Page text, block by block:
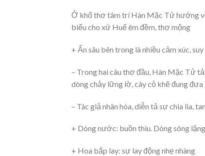
Ở khổ thơ tâm trí Hàn Mặc Tử hướng
biểu cho xứ Huế êm đềm, thơ mộng
+ Ẩn sâu bên trong là nhiều cảm xúc,
– Trong hai câu thơ đầu, Hàn Mặc Tử
dòng chảy lững lờ, cây cỏ khẽ đung đưa
– Tác giả nhân hóa, diễn tả sự chia lìa,
+ Dòng nước: buồn thiu. Dòng sông
+ Hoa bắp lay: sự lay động nhẹ nhàng